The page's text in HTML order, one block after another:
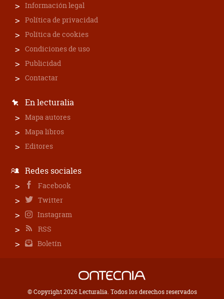
Información legal
Política de privacidad
Política de cookies
Condiciones de uso
Publicidad
Contactar
En lecturalia
Mapa autores
Mapa libros
Editores
Redes sociales
Facebook
Twitter
Instagram
RSS
Boletín
© Copyright 2026 Lecturalia. Todos los derechos reservados